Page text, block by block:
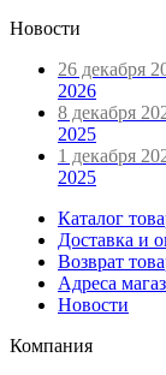
Новости
26 декабря
2026
8 декабря
2025
1 декабря
2025
Каталог
Доставка и
Возврат
Адреса
Новости
Компания